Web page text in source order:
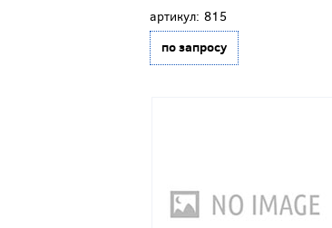
артикул: 815
по запросу